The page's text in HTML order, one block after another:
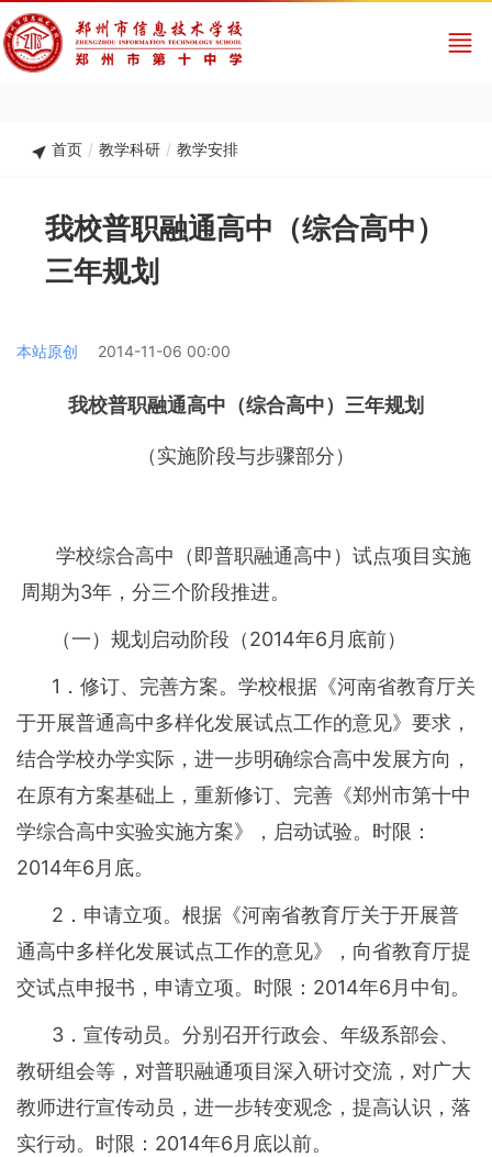
首页 / 教学科研 / 教学安排
我校普职融通高中（综合高中）
三年规划
本站原创 2014-11-06 00:00
我校普职融通高中（综合高中）三年规划
（实施阶段与步骤部分）
学校综合高中（即普职融通高中）试点项目实施
周期为3年，分三个阶段推进。
（一）规划启动阶段（2014年6月底前）
1．修订、完善方案。学校根据《河南省教育厅关
于开展普通高中多样化发展试点工作的意见》要求，
结合学校办学实际，进一步明确综合高中发展方向，
在原有方案基础上，重新修订、完善《郑州市第十中
学综合高中实验实施方案》，启动试验。时限：
2014年6月底。
2．申请立项。根据《河南省教育厅关于开展普
通高中多样化发展试点工作的意见》，向省教育厅提
交试点申报书，申请立项。时限：2014年6月中旬。
3．宣传动员。分别召开行政会、年级系部会、
教研组会等，对普职融通项目深入研讨交流，对广大
教师进行宣传动员，进一步转变观念，提高认识，落
实行动。时限：2014年6月底以前。